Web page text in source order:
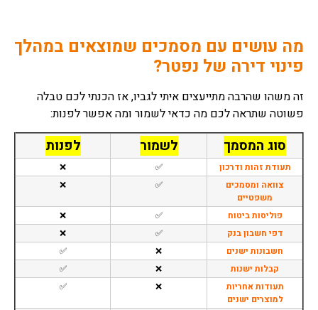
מה עושים עם מסמכים שמוצאים במהלך
פינוי דירה של נפטר?
זה משהו שהרבה מתייעצים איתי לגביו, אז הכנתי לכם טבלה
פשוטה שתראה לכם מה כדאי לשמור ומה אפשר לפנות:
סוג המסמך לשמור לפנות
תעודת זהות ודרכון ✅
❌
צוואה ומסמכים
משפטיים
✅
❌
פוליסות ביטוח ✅
❌
דפי חשבון בנק
✅
❌
חשבונות ישנים
❌
✅
קבלות ישנות
❌
✅
תעודות אחריות
למוצרים ישנים
❌
✅